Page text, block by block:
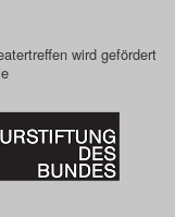
wird gefördert